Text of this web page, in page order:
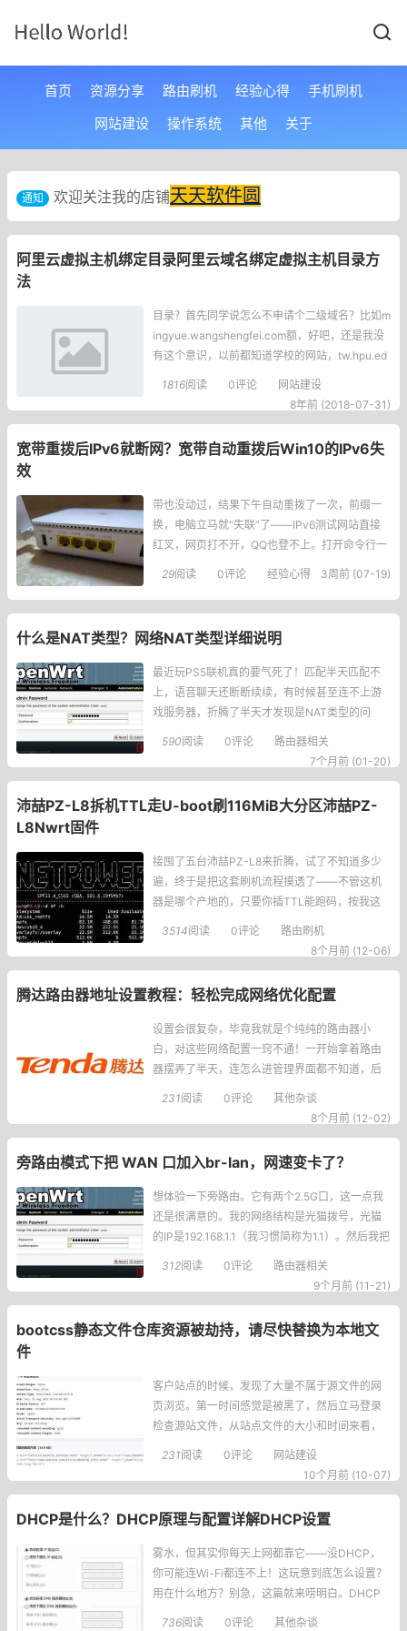
首页 资源分享 路由刷机 经验心得
手机刷机
网站建设
操作系统 其他 关于
通知 欢迎关注我的店铺天天软件圆
阿里云虚拟主机绑定目录阿里云域名绑定虚拟主机目录方
法
目录？首先同学说怎么不申请个二级域名？比如m
ingyue.wangshengfei.com额，好吧，还是我没
有这个意识，以前都知道学校的网站，tw.hpu.ed
u.cn是一个特别的域名。首先知道了这个叫二级
域名，于是百度了一下二级域名。二级域名：英
1816阅读 0评论
网站建设
8年前 (2018-07-31)
宽带重拨后IPv6就断网？宽带自动重拨后Win10的IPv6失
效
带也没动过，结果下午自动重拨了一次，前缀一
换，电脑立马就“失联”了——IPv6测试网站直接
红叉，网页打不开，QQ也登不上。打开命令行一
看，好家伙，两个临时IPv6地址并排站着，一个
有鬼。更气人的是，我拿手机连同一个Wi-Fi，手
机上也有一堆IPv6
29阅读 0评论 经验心得 3周前 (07-19)
什么是NAT类型？网络NAT类型详细说明
最近玩PS5联机真的要气死了！匹配半天匹配不
上，语音聊天还断断续续，有时候甚至连不上游
戏服务器，折腾了半天才发现是NAT类型的问
题！你不知道我说什么吧？？我也是查了一堆资
料才搞明白，今天就跟大家聊聊这个NAT到底是
590阅读 0评论
路由器相关
7个月前 (01-20)
沛喆PZ-L8拆机TTL走U-boot刷116MiB大分区沛喆PZ-
L8Nwrt固件
接囤了五台沛喆PZ-L8来折腾，试了不知道多少
遍，终于是把这套刷机流程摸透了——不管这机
器是哪个产地的，只要你插TTL能跑码，按我这
步骤来就绝对能成！先说说我用的家伙事儿：CH
341A编程器跳线到TTL模式、烧录探针（尖头2.5
3514阅读 0评论
路由刷机
8个月前 (12-06)
腾达路由器地址设置教程：轻松完成网络优化配置
设置会很复杂，毕竟我就是个纯纯的路由器小
白，对这些网络配置一窍不通！一开始拿着路由
器摆弄了半天，连怎么进管理界面都不知道，后
来慢慢摸索下来发现其实超简单，现在把完整过
程分享给大家，省得大家走弯路～第一步：连接
插在路由器的LAN端口上，另一种是直接连
231阅读 0评论
其他杂谈
8个月前 (12-02)
旁路由模式下把 WAN 口加入br-lan，网速变卡了？
想体验一下旁路由。它有两个2.5G口，这一点我
还是很满意的。我的网络结构是光猫拨号，光猫
的IP是192.168.1.1（我习惯简称为1.1）。然后我把
AP8220的LAN口用网线连接到光猫的2.5GLAN
口上。在AP8220的OpenWrt后台，我给它设置了
312阅读 0评论
路由器相关
9个月前 (11-21)
bootcss静态文件仓库资源被劫持，请尽快替换为本地文
件
客户站点的时候，发现了大量不属于源文件的网
页浏览。第一时间感觉是被黑了，然后立马登录
检查源站文件，从站点文件的大小和时间来看，
应该是正常的。但是我在通过模拟抓取的时候，
发现非法文件的推送还存在！这简直让人头疼，
络上已经很多文章说公众资源库
231阅读 0评论
网站建设
10个月前 (10-07)
DHCP是什么？DHCP原理与配置详解DHCP设置
雾水，但其实你每天上网都靠它——没DHCP，
你可能连Wi-Fi都连不上！这玩意到底怎么设置？
用在什么地方？别急，这篇就来唠明白。DHCP
全称DynamicHostConfigurationProtocol，属于
736阅读 0评论 其他杂谈